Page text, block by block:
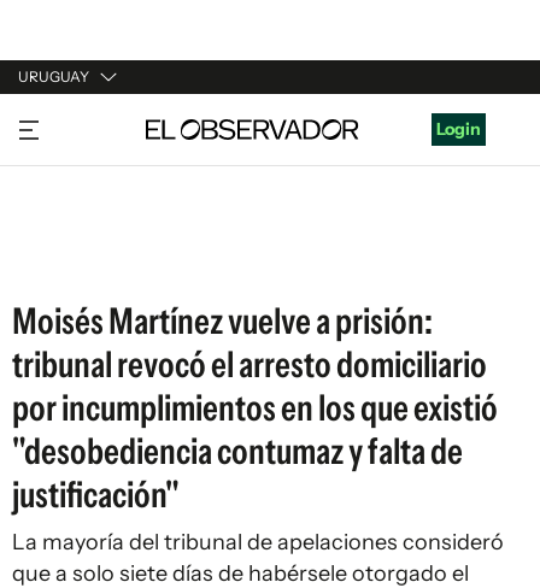
URUGUAY
URUGUAY
ARGENTINA
Login
Moisés Martínez vuelve a prisión:
tribunal revocó el arresto domiciliario
por incumplimientos en los que existió
"desobediencia contumaz y falta de
justificación"
La mayoría del tribunal de apelaciones consideró
que a solo siete días de habérsele otorgado el